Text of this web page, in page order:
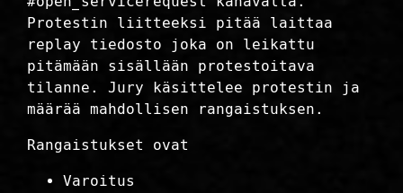
Protestin liitteeksi pitää laittaa
replay tiedosto joka on leikattu
pitämään sisällään protestoitava
tilanne. Jury käsittelee protestin ja
määrää mahdollisen rangaistuksen.
Rangaistukset ovat
Varoitus